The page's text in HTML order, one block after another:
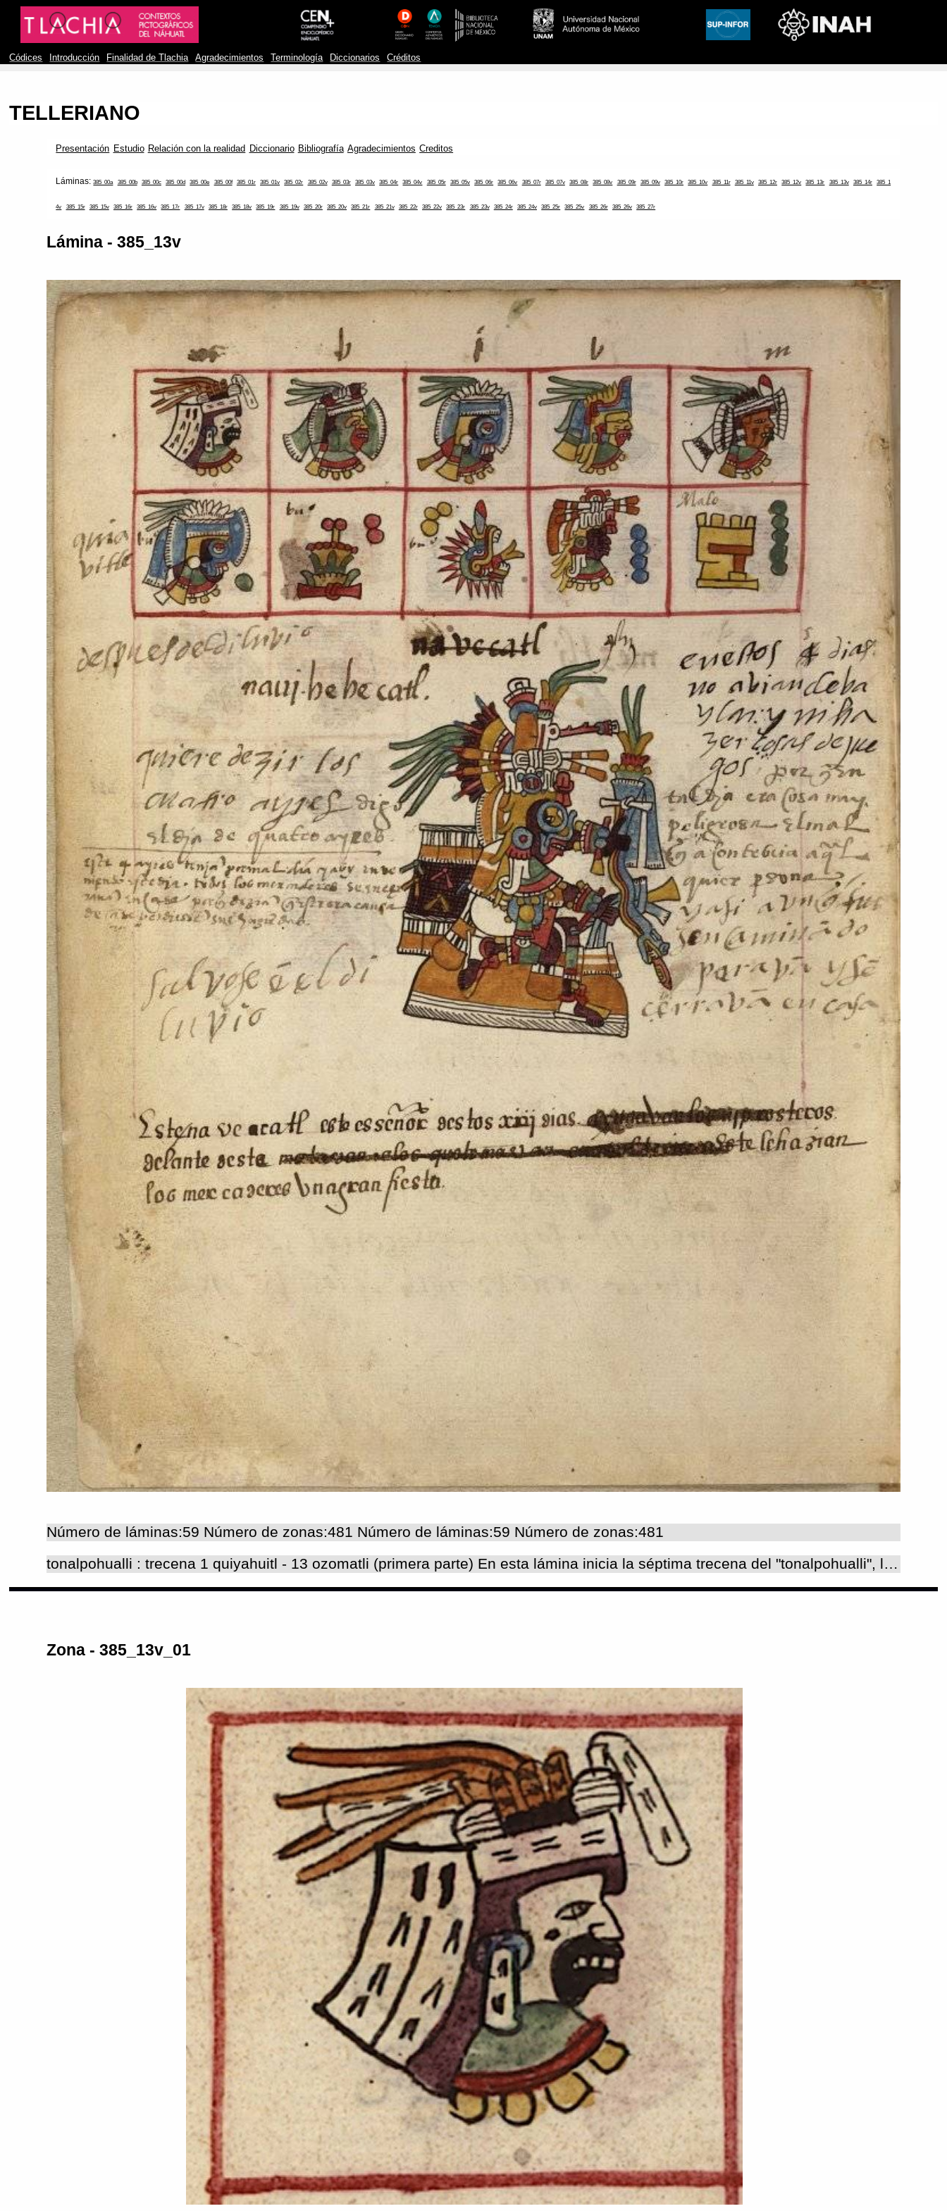
Códices Introducción Finalidad de Tlachia Agradecimientos Terminología Diccionarios Créditos
TELLERIANO
Presentación Estudio Relación con la realidad Diccionario Bibliografía Agradecimientos Creditos
Láminas:385_00a 385_00b 385_00c 385_00d 385_00e 385_00f 385_01r 385_01v 385_02r 385_02v 385_03r 385_03v 385_04r 385_04v 385_05r 385_05v 385_06r 385_06v 385_07r 385_07v 385_08r 385_08v 385_09r 385_09v 385_10r 385_10v 385_11r 385_11v 385_12r 385_12v 385_13r 385_13v 385_14r 385_1
4v 385_15r 385_15v 385_16r 385_16v 385_17r 385_17v 385_18r 385_18v 385_19r 385_19v 385_20r 385_20v 385_21r 385_21v 385_22r 385_22v 385_23r 385_23v 385_24r 385_24v 385_25r 385_25v 385_26r 385_26v 385_27r
Lámina - 385_13v
Número de láminas:59 Número de zonas:481 Número de láminas:59 Número de zonas:481
tonalpohualli : trecena 1 quiyahuitl - 13 ozomatli (primera parte) En esta lámina inicia la séptima trecena del "tonalpohualli", la cual daba comienzo con el signo "ce quiyahuitl". La disposición de las pictografías y los textos alfabéticos de la lámina son iguales que en todos los folios 'verso' de esta sección del códice, los cuales corresponden a los cinco primeros días de las trecenas que se continúan en los folios 'recto' (v. texto de lámina 8v). En este periodo había días de mala fortuna y otros considerados favorables; se decía que los que nacían en los días de mala fortuna de esta trecena serían hechiceros, adivinos y demonios. El día 1"quiyahuitl" era un día lleno de maldad, miseria, orfandad, aflicción, sufrimiento, angustia y mala fortuna; esto se debía a que éste era uno de los días en los que descendían a la tierra las "cihuateteo" (mujeres muertas en el parto que fueron deificadas) y hacían daño a los niños. En "nahui ehecatl" mataban a los adúlteros y a los cautivos de guerra, y los mercaderes ricos hacían diversas ceremonias para honrar este signo. A los que nacían en los días de mala ventura, los bautizaban en el séptimo día de la trecena, bajo el signo "chicome cohuatl", día bien afortunado y próspero, puesto que en él se honraba a la diosa del maíz y los demás mantenimientos, cuyo nombre calendárico era precisamente Chicomecohuatl (Sahagún, HGCNE 4, caps. 11-14; FC 4, caps. 11-14). Esta diosa aparece como acompañante del dios patrono de la trecena en el Tonalamatl de Aubin (lámina 7). Los 'señores de la noche' que rigen en cada uno de los días representados aquí y que fueron pintados dentro de cinco cuadros de la tabla que ocupa casi la parte superior de esta lámina, son: Tlazolteotl, Tepeyollotl, Tlaloc, Xiuhteuctli e Itztli; las fechas que corresponden a cada uno de ellos son: 1 "quiyahuitl", 2 "xochitl", 3 "cipactli", 4 "ehecatl" y 5 "calli". La figura grande que ocupa la parte central de la lámina, representa a un personaje que porta atributos de Tlaloc (quizá debido a que el primer día de este periodo se relaciona con el dios de la lluvia) y de Ehecatl- Quetzalcohuatl; de acuerdo con las glosas, lleva el nombre calendárico de Nauhehecatl ('cuatro viento'), que es precisamente el cuarto día de esta trecena; este dios es el que rige sobre este periodo y, como todas las figuras que representan a los dioses patronos de las trecenas, su imagen está orientada viendo hacia la derecha, de tal manera que se encuentra frente a frente con su copatrono o acompañante que debió haber estado en el folio siguiente, el cual desafortunadamente se perdió (en la lámina correspondiente del códice Vaticano A, el acompañante es un tlaloque). En otros "tonalamatl" de la región central de México (v. códices Borgia, Borbónico, Aubin), el dios patrono de la trecena se representa con todos los atributos de Tlaloc y en este documento, así como en el Vaticano A, el dios de la lluvia se representó con atributos de Ehecatl, el dios del viento. La tabla calendárica fue delineada con tinta roja y las figuras (consideradas aquí como 'zonas') fueron pintadas con todos los colores de la paleta utilizada en este códice: azul, rojo, amarillo, naranja, verde, café y negro. En toda la lámina hay glosas escritas por tres manos en español, con caracteres latinos. Sobre los cuadros de la tabla y en ocasiones en el interior de ellos, un glosador indica, mediante abreviaturas, el augurio de cada día de la trecena, el cual resultaba de la combinación de cada uno de estos días con el 'señor de la noche' que lo acompaña: malo, indiferente o bueno; solamente dentro de la casa 5 "calli" otra mano escribió la palabra 'malo' completa. Cabe mencionar que casi nunca coinciden los pronósticos de los días escritos en este documento, con los que describe Sahagún. Las glosas que están escritas alrededor de la figura de Nauhehecatl y en el párrafo que ocupa el tercio inferior de la lámina, se refieren al carácter desafortunado de estos primeros cinco días de la trecena y anotan el nombre del dios patrono, mismo que coincide con la cuarta casa de este periodo; una mano anota que los mercaderes consideraban que el día 4 "ehecatl" era de mala fortuna, por lo que se encerraban en sus casas para no perder sus riquezas, y otra menciona que los mercaderes hacían fiesta en este signo. Paleografía (arriba) m b i b m quia bu(en)o bu(en)o bu(en)o malo vitle navecatl (izquierda) despues del diluvio nauj hehecatl quiere dezir los cuatro ayres digo el dia de quatro ayres este 4 ayres tenia[n] por mal dia y asy en ve niendo este dia todos los mercaderes se encer rava[n] en casa porq[ue] dezía[n] q[ue] esta era causa de q[ue] se perdiesse[n] sus hazie[n]das salvose e[n] el di luvio (derecha) en estos  5 dias no avian de ba ylar y ni ha zer cosas de jue gos porq[ue] en tal dia era cosa muy peligrosa el mal q[ue] acontescia a q[ua]l quier p(er)sona y asi avnq[ue] fue sen camina[n]do parava[n] y se[n] çerrava[n] en casa (abajo) Este naveacatl este es señor destos xiij dias ayunavan los iij prosteros delante desta matavan de los que tomavan en (?) a Este le hazian los mercaderes vna gran fiesta.
Zona - 385_13v_01